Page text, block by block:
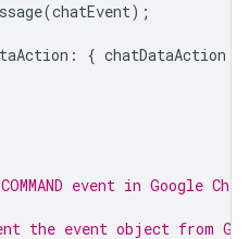
(chatEvent);
: { chatDataAction
event in Google
the event object from